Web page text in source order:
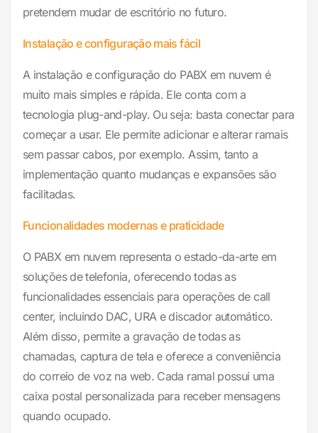
pretendem mudar de escritório no futuro.
Instalação e configuração mais fácil
A instalação e configuração do PABX em nuvem é
muito mais simples e rápida. Ele conta com a
tecnologia plug-and-play. Ou seja: basta conectar para
começar a usar. Ele permite adicionar e alterar ramais
sem passar cabos, por exemplo. Assim, tanto a
implementação quanto mudanças e expansões são
facilitadas.
Funcionalidades modernas e praticidade
O PABX em nuvem representa o estado-da-arte em
soluções de telefonia, oferecendo todas as
funcionalidades essenciais para operações de call
center, incluindo DAC, URA e discador automático.
Além disso, permite a gravação de todas as
chamadas, captura de tela e oferece a conveniência
do correio de voz na web. Cada ramal possui uma
caixa postal personalizada para receber mensagens
quando ocupado.